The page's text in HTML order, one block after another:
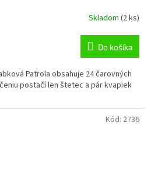
Skladom (2 ks)
Do košíka
Patrola obsahuje 24 čarovných
postačí len štetec a pár kvapiek
Kód: 2736